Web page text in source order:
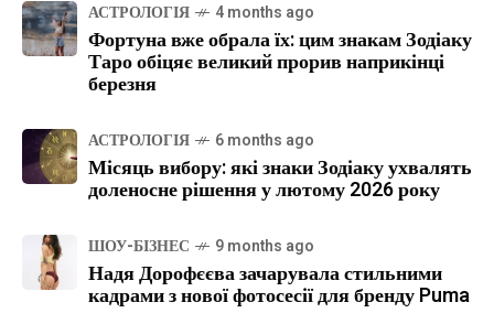
АСТРОЛОГІЯ 4 months ago
Фортуна вже обрала їх: цим знакам Зодіаку
Таро обіцяє великий прорив наприкінці
березня
АСТРОЛОГІЯ 6 months ago
Місяць вибору: які знаки Зодіаку ухвалять
доленосне рішення у лютому 2026 року
ШОУ-БІЗНЕС 9 months ago
Надя Дорофєєва зачарувала стильними
кадрами з нової фотосесії для бренду Puma